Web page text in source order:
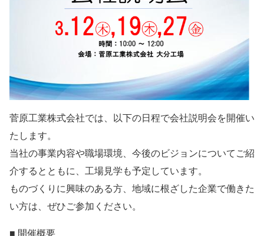
菅原工業株式会社では、以下の日程で会社説明会を開催い
たします。
当社の事業内容や職場環境、今後のビジョンについてご紹
介するとともに、工場見学も予定しています。
ものづくりに興味のある方、地域に根ざした企業で働きた
い方は、ぜひご参加ください。
■ 開催概要